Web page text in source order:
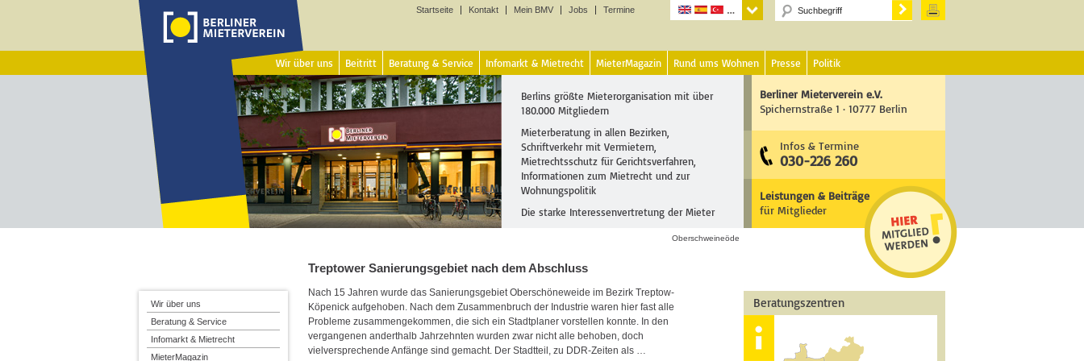
Startseite Kontakt Mein BMV Jobs Termine
Wir über uns Beitritt Beratung & Service Infomarkt & Mietrecht MieterMagazin Rund ums Wohnen Presse Politik
Berlins größte Mieterorganisation mit über
180.000 Mitgliedern
Mieterberatung in allen Bezirken,
Schriftverkehr mit Vermietern,
Mietrechtsschutz für Gerichtsverfahren,
Informationen zum Mietrecht und zur
Wohnungspolitik
Die starke Interessenvertretung der Mieter
Berliner Mieterverein e.V.
Spichernstraße 1 · 10777 Berlin
Infos & Termine
030-226 260
Leistungen & Beiträge
für Mitglieder
Oberschweineöde
Treptower Sanierungsgebiet nach dem Abschluss
Nach 15 Jahren wurde das Sanierungsgebiet Oberschöneweide im Bezirk Treptow-
Köpenick aufgehoben. Nach dem Zusammenbruch der Industrie waren hier fast alle
Probleme zusammengekommen, die sich ein Stadtplaner vorstellen konnte. In den
vergangenen anderthalb Jahrzehnten wurden zwar nicht alle behoben, doch
vielversprechende Anfänge sind gemacht. Der Stadtteil, zu DDR-Zeiten als …
Beratungszentren
Wir über uns
Beratung & Service
Infomarkt & Mietrecht
MieterMagazin